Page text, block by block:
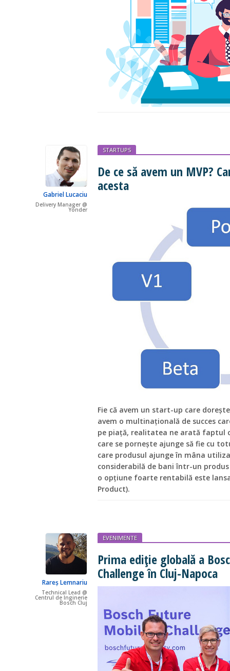
Gabriel Lucaciu
Delivery Manager @
Yonder
STARTUPS
De ce să avem un MVP?
acesta
Fie că avem un start-up care
avem o multinațională de succes
pe piață, realitatea ne arată faptul
care se pornește ajunge să fie cu
care produsul ajunge în mâna
considerabilă de bani într-un
o opțiune foarte rentabilă este
Product).
Rareș Lemnariu
Technical Lead @
Centrul de Inginerie
Bosch Cluj
EVENIMENTE
Prima ediție globală a
Challenge în Cluj-Napoca